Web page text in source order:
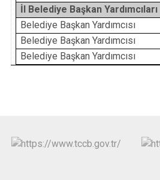
İl Belediye Başkan Yardımcıları
Belediye Başkan Yardımcısı
Belediye Başkan Yardımcısı
Belediye Başkan Yardımcısı